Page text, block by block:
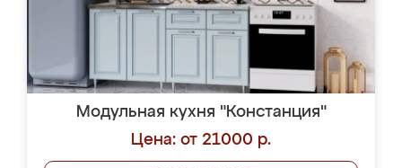
Модульная кухня "Констанция"
Цена: от 21000 р.